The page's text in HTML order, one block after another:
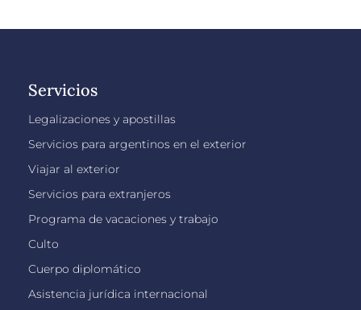
Servicios
Legalizaciones y apostillas
Servicios para argentinos en el exterior
Viajar al exterior
Servicios para extranjeros
Programa de vacaciones y trabajo
Culto
Cuerpo diplomático
Asistencia jurídica internacional